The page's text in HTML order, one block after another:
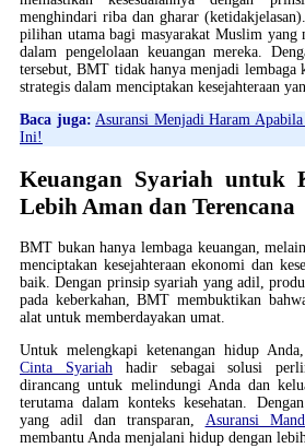
menghindari riba dan gharar
pilihan utama bagi masyarakat Muslim yang
dalam pengelolaan keuangan mereka.
tersebut, BMT tidak hanya menjadi lembaga
strategis dalam menciptakan kesejahteraan
Baca juga: Asuransi Menjadi Haram
Ini!
Keuangan Syariah untuk
Lebih Aman dan Terencana
BMT bukan hanya lembaga keuangan,
menciptakan kesejahteraan ekonomi dan
baik. Dengan prinsip syariah yang adil,
pada keberkahan, BMT membuktikan
alat untuk memberdayakan umat.
Untuk melengkapi ketenangan hidup Anda,
Cinta Syariahhadir sebagai solusi
dirancang untuk melindungi Anda dan
terutama dalam konteks kesehatan.
yang adil dan transparan, Asuransi
membantu Anda menjalani hidup dengan